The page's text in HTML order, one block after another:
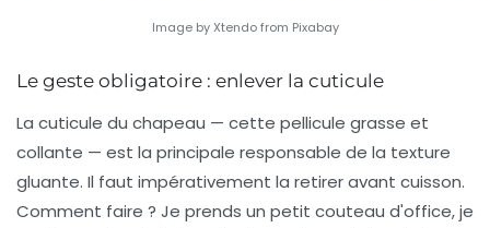
Image by Xtendo from Pixabay
Le geste obligatoire : enlever la cuticule
La cuticule du chapeau — cette pellicule grasse et
collante — est la principale responsable de la texture
gluante. Il faut impérativement la retirer avant cuisson.
Comment faire ? Je prends un petit couteau d'office, je